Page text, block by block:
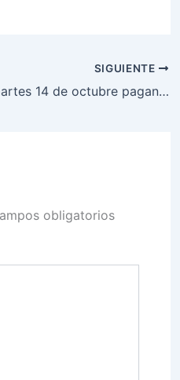
SIGUIENTE
Hoy martes 14 de octubre pagan la Beca Rita Cetina a estos estudiantes. Revisa si cobras
obligatorios